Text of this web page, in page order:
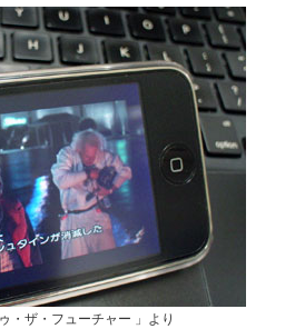
・ザ・フューチャー 」より